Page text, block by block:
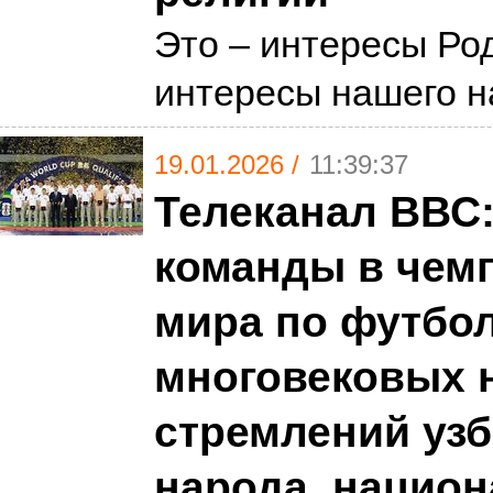
Это – интересы
интересы нашего
19.01.2026 / 11:39:37
Телеканал
команды в
мира по
многовековых
стремлений